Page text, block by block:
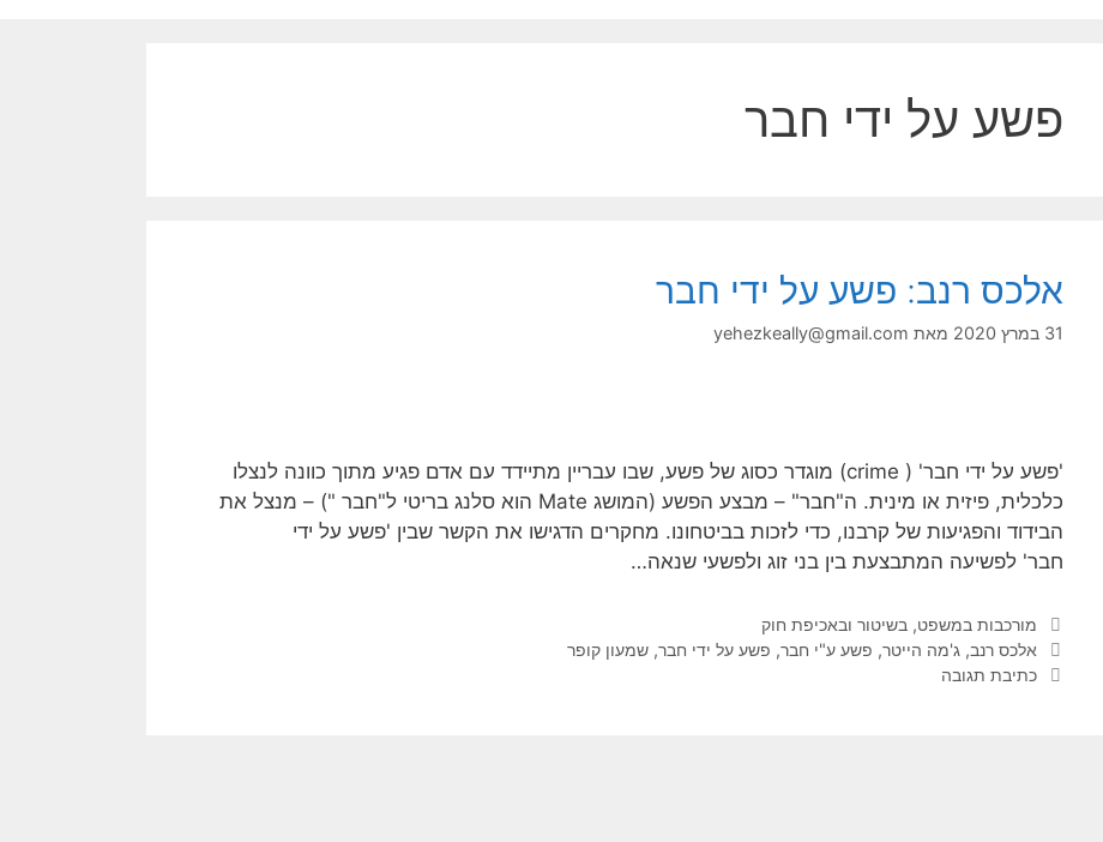
פשע על ידי חבר
אלכס רנב: פשע על ידי חבר
31 במרץ 2020 מאת yehezkeally@gmail.com
'פשע על ידי חבר' ( crime) מוגדר כסוג של פשע, שבו עבריין מתיידד עם אדם פגיע מתוך כוונה לנצלו
כלכלית, פיזית או מינית. ה"חבר" – מבצע הפשע (המושג Mate הוא סלנג בריטי ל"חבר ") – מנצל את
הבידוד והפגיעות של קרבנו, כדי לזכות בביטחונו. מחקרים הדגישו את הקשר שבין 'פשע על ידי
חבר' לפשיעה המתבצעת בין בני זוג ולפשעי שנאה…
קטגוריות
מורכבות במשפט, בשיטור ובאכיפת חוק
תגיות
אלכס רנב, ג'מה הייטר, פשע ע"י חבר, פשע על ידי חבר, שמעון קופר
כתיבת תגובה